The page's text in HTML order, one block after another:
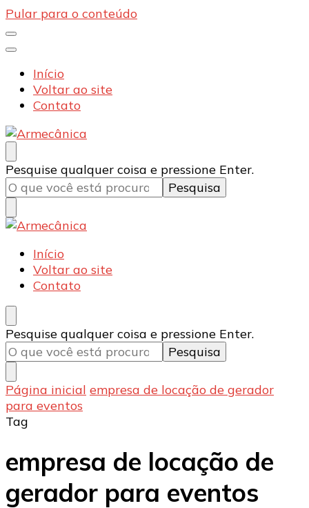
Pular para o conteúdo
Início
Voltar ao site
Contato
Armecânica
Blog
Procurando
algo?
Pesquise qualquer coisa e pressione Enter.
Armecânica
Blog
Início
Voltar ao site
Contato
Procurando
algo?
Pesquise qualquer coisa e pressione Enter.
Página inicial empresa de locação de gerador
para eventos
Tag
empresa de locação de
gerador para eventos